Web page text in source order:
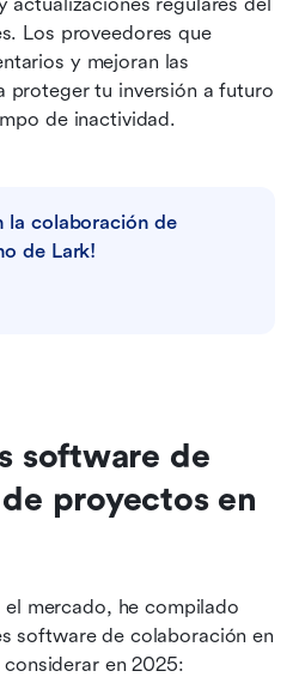
Los proveedores que
y mejoran las
proteger tu inversión a futuro
de inactividad.
la colaboración de
de Lark!
software de
proyectos en
mercado, he compilado
software de colaboración en
en 2025: